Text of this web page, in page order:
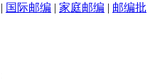
| 国际邮编 | 家庭邮编 | 邮编批